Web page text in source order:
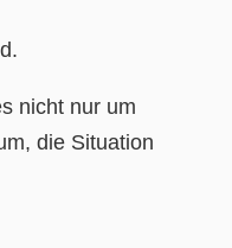
nicht nur um
die Situation